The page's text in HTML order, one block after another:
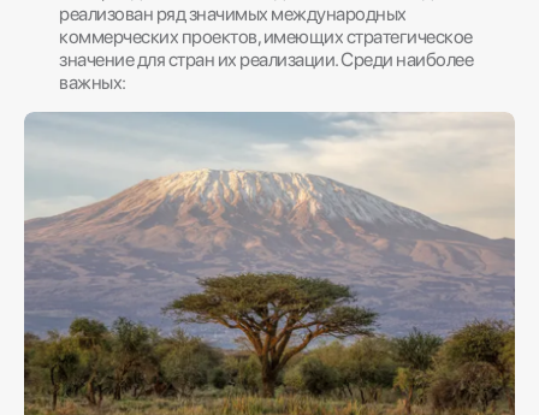
реализован ряд значимых международных
коммерческих проектов, имеющих стратегическое
значение для стран их реализации. Среди наиболее
важных: